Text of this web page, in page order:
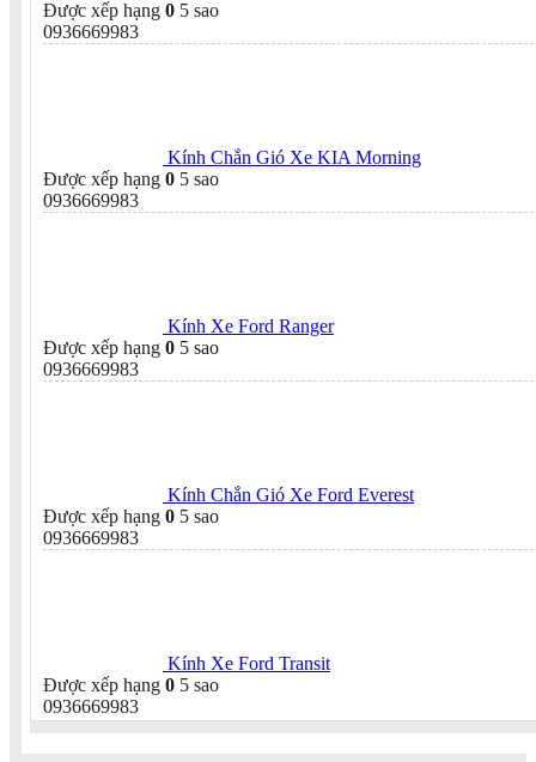
Được xếp hạng 0 5 sao
0936669983
Kính Chắn Gió Xe KIA Morning
Được xếp hạng 0 5 sao
0936669983
Kính Xe Ford Ranger
Được xếp hạng 0 5 sao
0936669983
Kính Chắn Gió Xe Ford Everest
Được xếp hạng 0 5 sao
0936669983
Kính Xe Ford Transit
Được xếp hạng 0 5 sao
0936669983